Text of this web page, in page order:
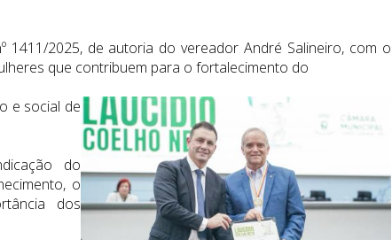
2025, de autoria do vereador André Salineiro, com o
que contribuem para o fortalecimento do
e social de
do
o
dos